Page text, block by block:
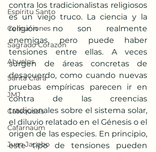
Espíritu Santo
Comuniones
Sagrado Corazón
Abuelos
Santa Clara
JMJ
Catequesis
Cafarnaúm
Juan Jacobo
contra los tradicionalistas religiosos
es un viejo truco. La ciencia y la
religión no son realmente
enemigas, pero puede haber
tensiones entre ellas. A veces
surgen de áreas concretas de
desacuerdo, como cuando nuevas
pruebas empíricas parecen ir en
contra de las creencias
tradicionales sobre el sistema solar,
el diluvio relatado en el Génesis o el
origen de las especies. En principio,
este tipo de tensiones pueden